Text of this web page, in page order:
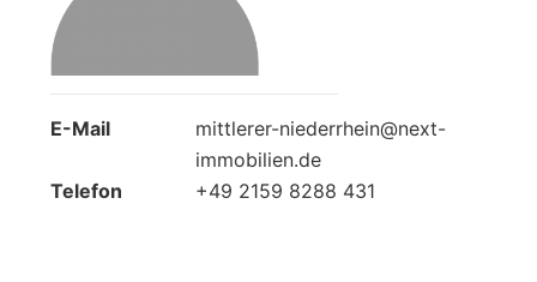
E-Mail
mittlerer-niederrhein@next-
immobilien.de
Telefon
+49 2159 8288 431